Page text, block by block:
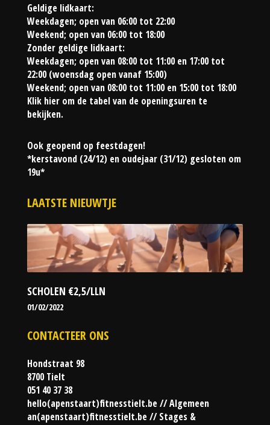
Geldige lidkaart:
Weekdagen; open van 06:00 tot 22:00
Weekend; open van 06:00 tot 18:00
Zonder geldige lidkaart:
Weekdagen; open van 08:00 tot 11:00 en 17:00 tot
22:00 (woensdag open vanaf 15:00)
Weekend; open van 08:00 tot 11:00 en 15:00 tot 18:00
Klik hier om de tabel van de openingsuren te
bekijken.
Ook geopend op feestdagen!
*kerstavond (24/12) en oudejaar (31/12) gesloten om
19u*
LAATSTE NIEUWTJE
SCHOLEN €2,5/LLN
01/02/2022
CONTACTEER ONS
Hondstraat 98
8700 Tielt
051 40 37 38
hello(apenstaart)fitnesstielt.be // Algemeen
an(apenstaart)fitnesstielt.be // Stages &